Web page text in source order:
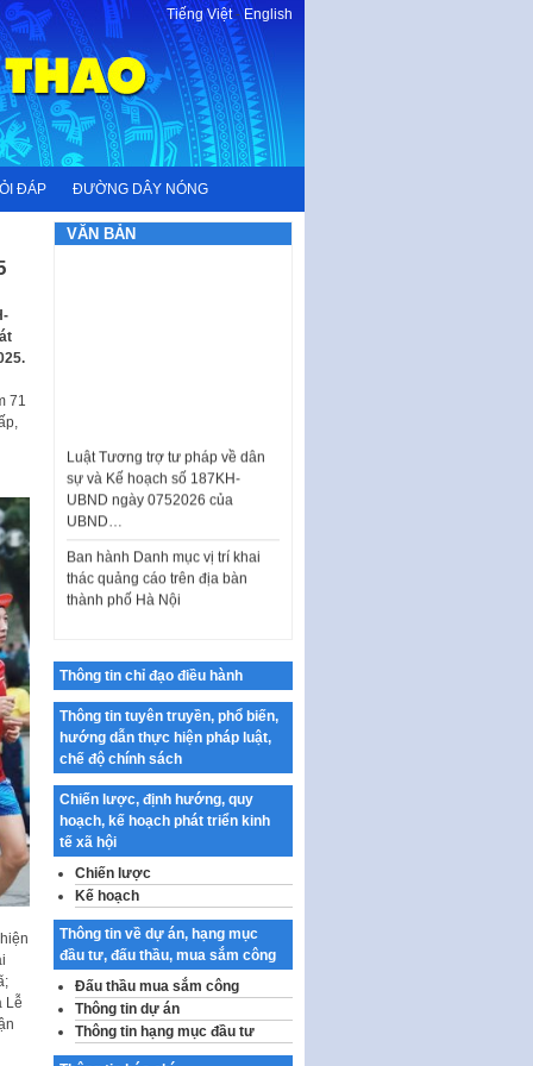
Tiếng Việt-English
ĐÁP ĐƯỜNG DÂY NÓNG
71
Lễ
VĂN BẢN
sự và Kế hoạch số 187KH-
UBND ngày 0752026 của
UBND…
Ban hành Danh mục vị trí khai
thác quảng cáo trên địa bàn
thành phố Hà Nội
Kế hoạch Tổ chức Cuộc thi
Công bố công khai dự toán kinh
phí xây dựng pháp luật, hoàn
thiện thể chế, chính…
Quy định về nghiên cứu, ứng
dụng khoa học, công nghệ, đổi
mới sáng tạo và chuyển…
Quy định chi tiết và hướng dẫn
thi hành một số điều của Luật Lý
lịch tư…
Sửa đổi, bổ sung một số nội
dung tại Nghị quyết số 30/NQ-
CP ngày 24 tháng 02…
Ban hành Chương trình hành
động của Chính phủ thực hiện
Nghị quyết số 02-NQ/TW ngày
Thông tin chỉ đạo điều hành
Thông tin tuyên truyền, phổ biến,
hướng dẫn thực hiện pháp luật,
chế độ chính sách
Chiến lược, định hướng, quy
hoạch, kế hoạch phát triển kinh
tế xã hội
Chiến lược
Kế hoạch
Thông tin về dự án, hạng mục
đầu tư, đấu thầu, mua sắm công
Đấu thầu mua sắm công
Thông tin dự án
Thông tin hạng mục đầu tư